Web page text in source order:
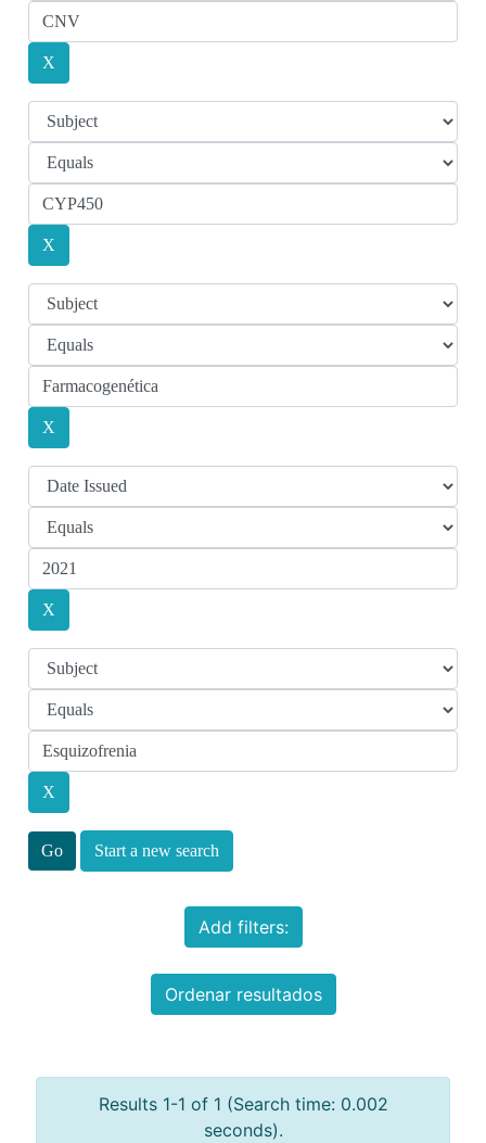
Start a new search
Add filters:
Ordenar resultados
Results 1-1 of 1 (Search time: 0.002
seconds).